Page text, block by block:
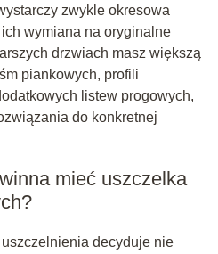
zwykle okresowa
wymiana na oryginalne
drzwiach masz większą
piankowych, profili
listew progowych,
do konkretnej
mieć uszczelka
decyduje nie